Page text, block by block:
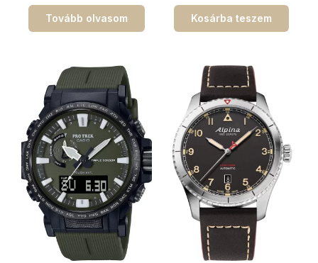
Tovább olvasom Kosárba teszem